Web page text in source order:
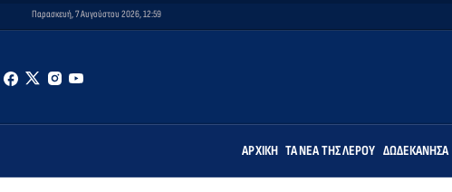
Παρασκευή, 7 Αυγούστου 2026, 12:59
ΑΡΧΙΚΉ ΤΑ ΝΈΑ ΤΗΣ ΛΈΡΟΥ ΔΩΔΕΚΆΝΗΣΑ